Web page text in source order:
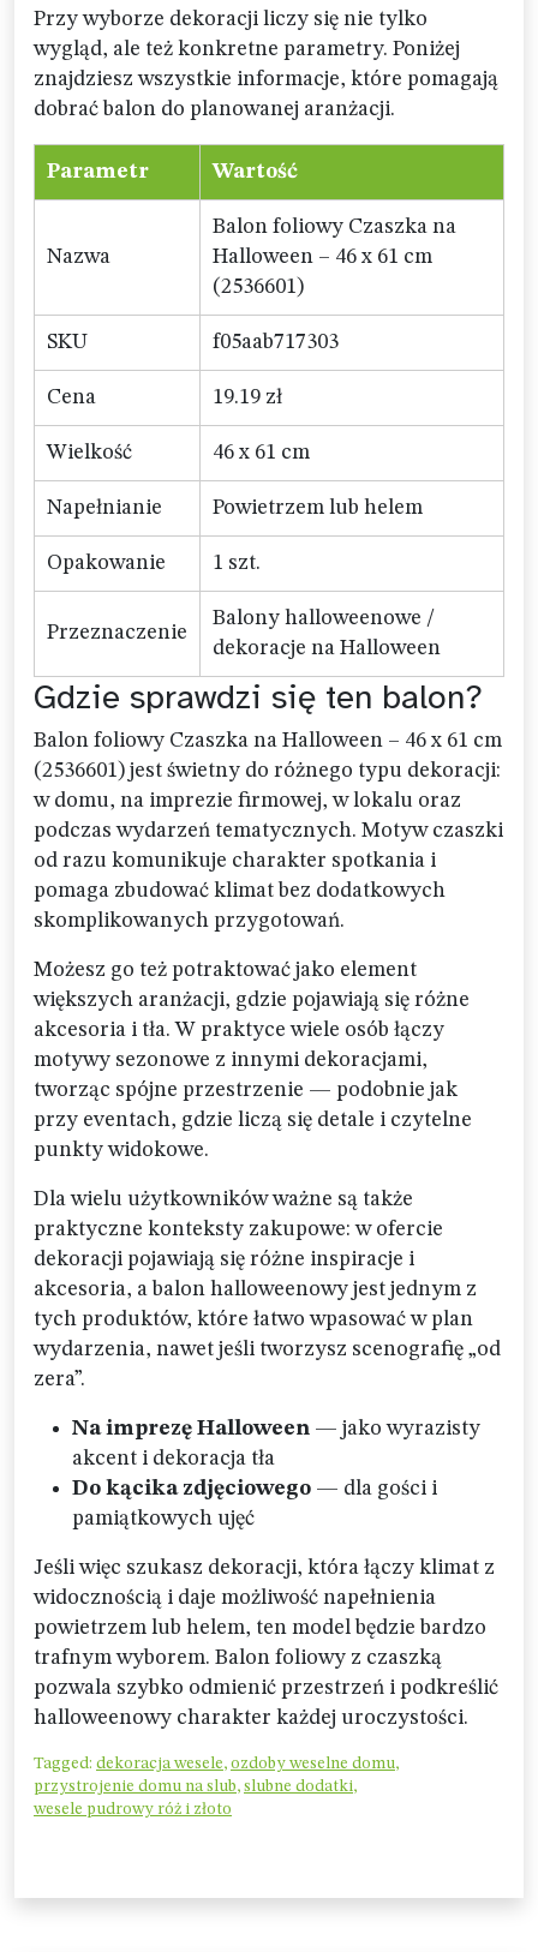
Przy wyborze dekoracji liczy się nie tylko
wygląd, ale też konkretne parametry. Poniżej
znajdziesz wszystkie informacje, które pomagają
dobrać balon do planowanej aranżacji.
Parametr Wartość
Nazwa
Balon foliowy Czaszka na
Halloween – 46 x 61 cm
(2536601)
SKU f05aab717303
Cena 19.19 zł
Wielkość 46 x 61 cm
Napełnianie Powietrzem lub helem
Opakowanie 1 szt.
Przeznaczenie
Balony halloweenowe /
dekoracje na Halloween
Gdzie sprawdzi się ten balon?
Balon foliowy Czaszka na Halloween – 46 x 61 cm
(2536601) jest świetny do różnego typu dekoracji:
w domu, na imprezie firmowej, w lokalu oraz
podczas wydarzeń tematycznych. Motyw czaszki
od razu komunikuje charakter spotkania i
pomaga zbudować klimat bez dodatkowych
skomplikowanych przygotowań.
Możesz go też potraktować jako element
większych aranżacji, gdzie pojawiają się różne
akcesoria i tła. W praktyce wiele osób łączy
motywy sezonowe z innymi dekoracjami,
tworząc spójne przestrzenie — podobnie jak
przy eventach, gdzie liczą się detale i czytelne
punkty widokowe.
Dla wielu użytkowników ważne są także
praktyczne konteksty zakupowe: w ofercie
dekoracji pojawiają się różne inspiracje i
akcesoria, a balon halloweenowy jest jednym z
tych produktów, które łatwo wpasować w plan
wydarzenia, nawet jeśli tworzysz scenografię „od
zera”.
Na imprezę Halloween — jako wyrazisty
akcent i dekoracja tła
Do kącika zdjęciowego — dla gości i
pamiątkowych ujęć
Jeśli więc szukasz dekoracji, która łączy klimat z
widocznością i daje możliwość napełnienia
powietrzem lub helem, ten model będzie bardzo
trafnym wyborem. Balon foliowy z czaszką
pozwala szybko odmienić przestrzeń i podkreślić
halloweenowy charakter każdej uroczystości.
Tagged: dekoracja wesele, ozdoby weselne domu,
przystrojenie domu na slub, slubne dodatki,
wesele pudrowy róż i złoto